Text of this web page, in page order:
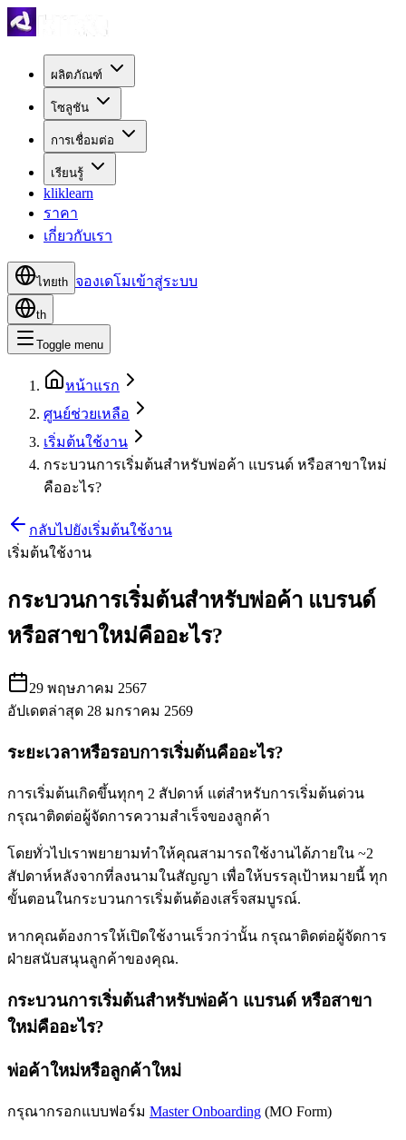
ผลิตภัณฑ์
โซลูชัน
การเชื่อมต่อ
เรียนรู้
kliklearn
ราคา
เกี่ยวกับเรา
ไทยth จองเดโมเข้าสู่ระบบ
th
Toggle menu
หน้าแรก
ศูนย์ช่วยเหลือ
เริ่มต้นใช้งาน
กระบวนการเริ่มต้นสำหรับพ่อค้า แบรนด์ หรือสาขาใหม่
คืออะไร?
กลับไปยังเริ่มต้นใช้งาน
เริ่มต้นใช้งาน
กระบวนการเริ่มต้นสำหรับพ่อค้า แบรนด์
หรือสาขาใหม่คืออะไร?
29 พฤษภาคม 2567
อัปเดตล่าสุด 28 มกราคม 2569
ระยะเวลาหรือรอบการเริ่มต้นคืออะไร?
การเริ่มต้นเกิดขึ้นทุกๆ 2 สัปดาห์ แต่สำหรับการเริ่มต้นด่วน
กรุณาติดต่อผู้จัดการความสำเร็จของลูกค้า
โดยทั่วไปเราพยายามทำให้คุณสามารถใช้งานได้ภายใน ~2
สัปดาห์หลังจากที่ลงนามในสัญญา เพื่อให้บรรลุเป้าหมายนี้ ทุก
ขั้นตอนในกระบวนการเริ่มต้นต้องเสร็จสมบูรณ์.
หากคุณต้องการให้เปิดใช้งานเร็วกว่านั้น กรุณาติดต่อผู้จัดการ
ฝ่ายสนับสนุนลูกค้าของคุณ.
กระบวนการเริ่มต้นสำหรับพ่อค้า แบรนด์ หรือสาขา
ใหม่คืออะไร?
พ่อค้าใหม่หรือลูกค้าใหม่
กรุณากรอกแบบฟอร์ม Master Onboarding (MO Form)